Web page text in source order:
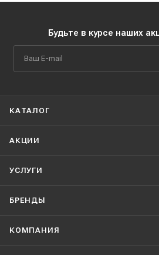
Будьте в курсе наших
КАТАЛОГ
АКЦИИ
УСЛУГИ
БРЕНДЫ
КОМПАНИЯ